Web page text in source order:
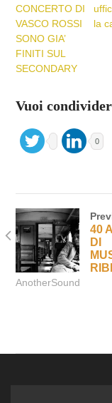
CONCERTO DI
VASCO ROSSI
SONO GIA’
FINITI SUL
SECONDARY
la
Vuoi
0
40
DI
AnotherSound